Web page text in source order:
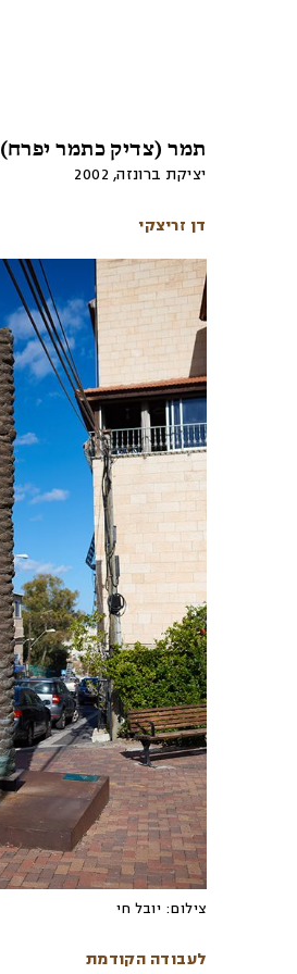
תמר (צדיק כתמר יפרח)
יציקת ברונזה,
2002
דן זריצקי
צילום: יובל חי
לעבודה הקודמת